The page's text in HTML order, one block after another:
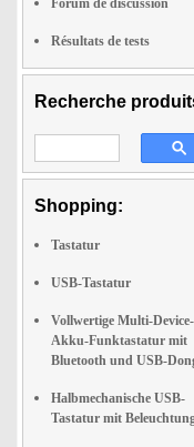
Forum de discussion
Résultats de tests
Recherche
Shopping:
Tastatur
USB-Tastatur
Vollwertige Multi-Device-
Akku-Funktastatur mit
Bluetooth und USB-
Halbmechanische USB-
Tastatur mit